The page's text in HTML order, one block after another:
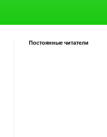
Постоянные читатели